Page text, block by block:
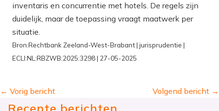
inventaris en concurrentie met hotels. De regels zijn
duidelijk, maar de toepassing vraagt maatwerk per
situatie.
Bron:Rechtbank Zeeland-West-Brabant | jurisprudentie |
ECLI:NL:RBZWB:2025:3298 | 27-05-2025
← Vorig bericht Volgend bericht →